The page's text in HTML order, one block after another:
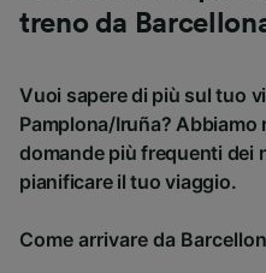
treno da
Vuoi sapere di più sul tuo
Pamplona/Iruña? Abbiamo
domande più frequenti dei
pianificare il tuo viaggio.
Come arrivare da